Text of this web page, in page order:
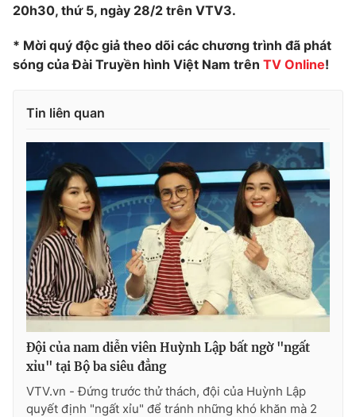
20h30, thứ 5, ngày 28/2 trên VTV3.
* Mời quý độc giả theo dõi các chương trình đã phát
sóng của Đài Truyền hình Việt Nam trên TV Online!
Tin liên quan
Đội của nam diễn viên Huỳnh Lập bất ngờ "ngất
xỉu" tại Bộ ba siêu đẳng
VTV.vn - Đứng trước thử thách, đội của Huỳnh Lập
quyết định "ngất xỉu" để tránh những khó khăn mà 2